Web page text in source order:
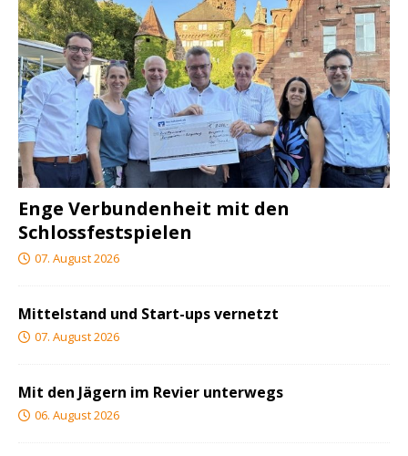
Enge Verbundenheit mit den
Schlossfestspielen
07. August 2026
Mittelstand und Start-ups vernetzt
07. August 2026
Mit den Jägern im Revier unterwegs
06. August 2026